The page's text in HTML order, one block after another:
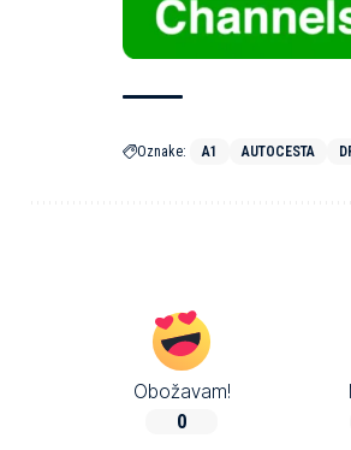
Oznake: A1 AUTOCESTA
Obožavam!
0